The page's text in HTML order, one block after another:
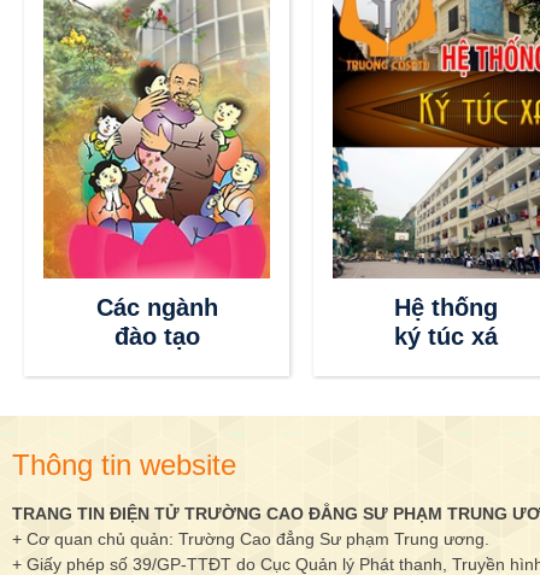
Thông tin
tuyển sinh
Các ngành
đào tạo
Thông tin website
TRANG TIN ĐIỆN TỬ TRƯỜNG CAO ĐẲNG SƯ PHẠM TRUNG
+ Cơ quan chủ quản: Trường Cao đẳng Sư phạm Trung ương.
+ Giấy phép số 39/GP-TTĐT do Cục Quản lý Phát thanh, Truyền